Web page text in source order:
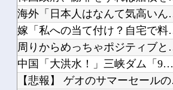
Powered by livedoor 相互
海外「日本人は
嫁「私への当て
周りからめっち
中国「大洪水！」三峡ダム「9門開放！（全力放流」中国都市「三...
【